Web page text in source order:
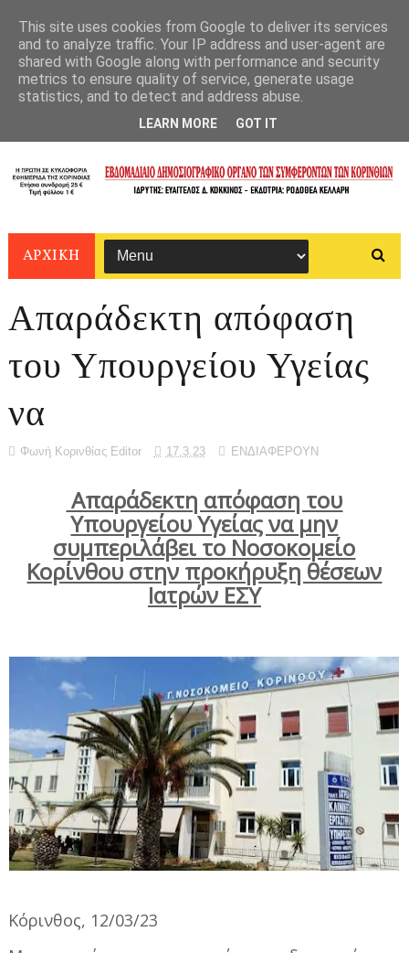
ΑΡΧΙΚΗ
Απαράδεκτη απόφαση
του Υπουργείου Υγείας
να
Φωνή Κορινθίας Editor 17.3.23 ΕΝΔΙΑΦΕΡΟΥΝ
Απαράδεκτη απόφαση του
Υπουργείου Υγείας να μην
συμπεριλάβει το Νοσοκομείο
Κορίνθου στην προκήρυξη θέσεων
Ιατρών ΕΣΥ
Κόρινθος, 12/03/23
This site uses cookies from Google to deliver its services
and to analyze traffic. Your IP address and user-agent are
shared with Google along with performance and security
metrics to ensure quality of service, generate usage
statistics, and to detect and address abuse.
LEARN MORE GOT IT